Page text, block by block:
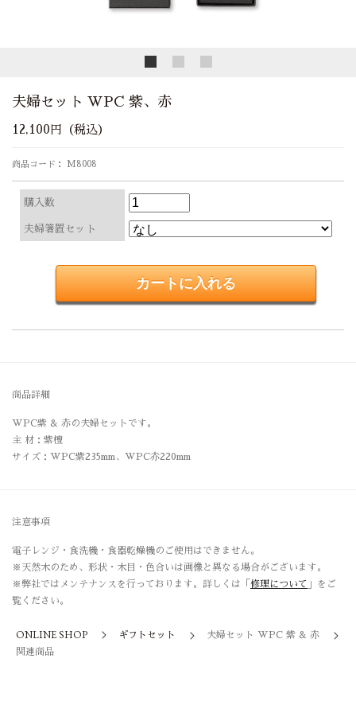
夫婦セット WPC 紫、赤
12,100円（税込）
商品コード： M8008
購入数
夫婦箸置セット
商品詳細
WPC紫 & 赤の夫婦セットです。
主 材：紫檀
サイズ：WPC紫235mm、WPC赤220mm
注意事項
電子レンジ・食洗機・食器乾燥機のご使用はできません。
※天然木のため、形状・木目・色合いは画像と異なる場合がございます。
※弊社ではメンテナンスを行っております。詳しくは「 修理について 」をご
覧ください。
ONLINE SHOP ギフトセット
夫婦セット WPC 紫 & 赤
関連商品